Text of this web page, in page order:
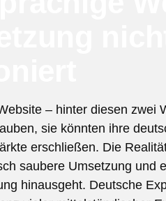
– hinter diesen zwei
sie könnten ihre
erschließen. Die
saubere Umsetzung und
hinausgeht. Deutsche